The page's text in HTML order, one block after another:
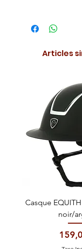
Articles
Casque
noir/
Prix